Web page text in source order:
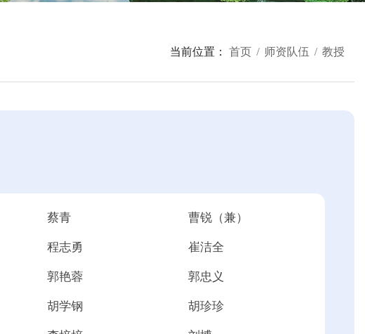
当前位置： 首页 师资队伍 教授
蔡青 曹锐（兼）
程志勇 崔洁全
郭艳蓉 郭忠义
胡学钢 胡珍珍